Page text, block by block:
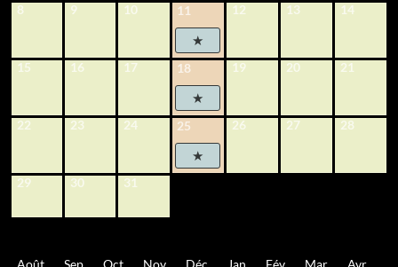
8 9 10 11 12 13 14
15 16 17 18 19 20 21
22 23 24 25 26 27 28
29 30 31
Août Sep Oct Nov Déc Jan Fév Mar Avr